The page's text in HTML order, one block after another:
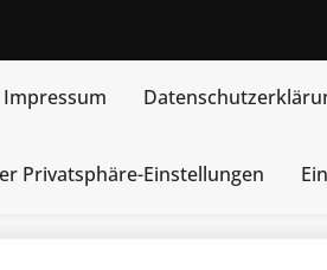
Impressum
Privatsphäre-Einstellungen